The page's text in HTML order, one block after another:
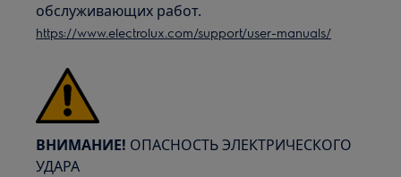
обслуживающих работ.
https://www.electrolux.com/support/user-manuals/
ВНИМАНИЕ! ОПАСНОСТЬ ЭЛЕКТРИЧЕСКОГО
УДАРА